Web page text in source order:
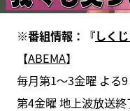
※番組情報：『しく
【ABEMA】
毎月第1〜3金曜 よる
第4金曜 地上波放送終